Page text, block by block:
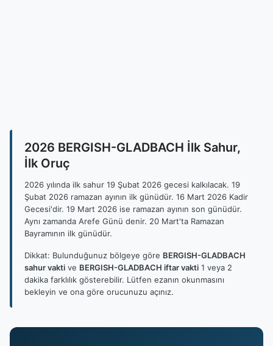
2026 BERGISH-GLADBACH İlk Sahur,
İlk Oruç
2026 yılında ilk sahur 19 Şubat 2026 gecesi kalkılacak. 19
Şubat 2026 ramazan ayının ilk günüdür. 16 Mart 2026 Kadir
Gecesi'dir. 19 Mart 2026 ise ramazan ayının son günüdür.
Aynı zamanda Arefe Günü denir. 20 Mart'ta Ramazan
Bayramının ilk günüdür.
Dikkat: Bulunduğunuz bölgeye göre BERGISH-GLADBACH
sahur vakti ve BERGISH-GLADBACH iftar vakti 1 veya 2
dakika farklılık gösterebilir. Lütfen ezanın okunmasını
bekleyin ve ona göre orucunuzu açınız.